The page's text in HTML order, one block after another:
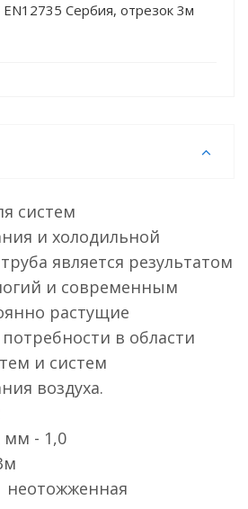
Сербия, отрезок 3м
систем
и холодильной
является результатом
и современным
растущие
в области
и систем
воздуха.
мм - 1,0